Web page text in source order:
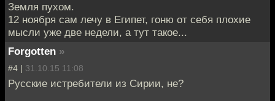
Земля пухом.
12 ноября сам лечу в Египет, гоню от себя плохие
мысли уже две недели, а тут такое...
Forgotten »
#4 | 31.10.15 11:08
Русские истребители из Сирии, не?